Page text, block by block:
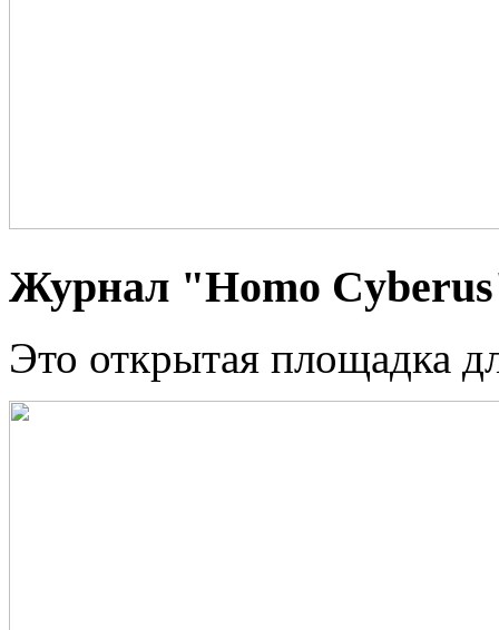
Журнал "Homo
Это открытая площадка